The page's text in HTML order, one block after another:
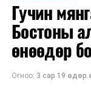
Уулзалтаар
амьдрал,
бүтээлүүдийг
бүтээсэн "Зөн
Гучин
Бостоны
өнөөдөр
Огноо: 3 сар 19